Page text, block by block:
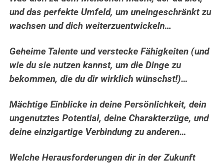
und das perfekte Umfeld, um uneingeschränkt zu
wachsen und dich weiterzuentwickeln…
Geheime Talente und verstecke Fähigkeiten (und
wie du sie nutzen kannst, um die Dinge zu
bekommen, die du dir wirklich wünschst!)…
Mächtige Einblicke in deine Persönlichkeit, dein
ungenutztes Potential, deine Charakterzüge, und
deine einzigartige Verbindung zu anderen…
Welche Herausforderungen dir in der Zukunft